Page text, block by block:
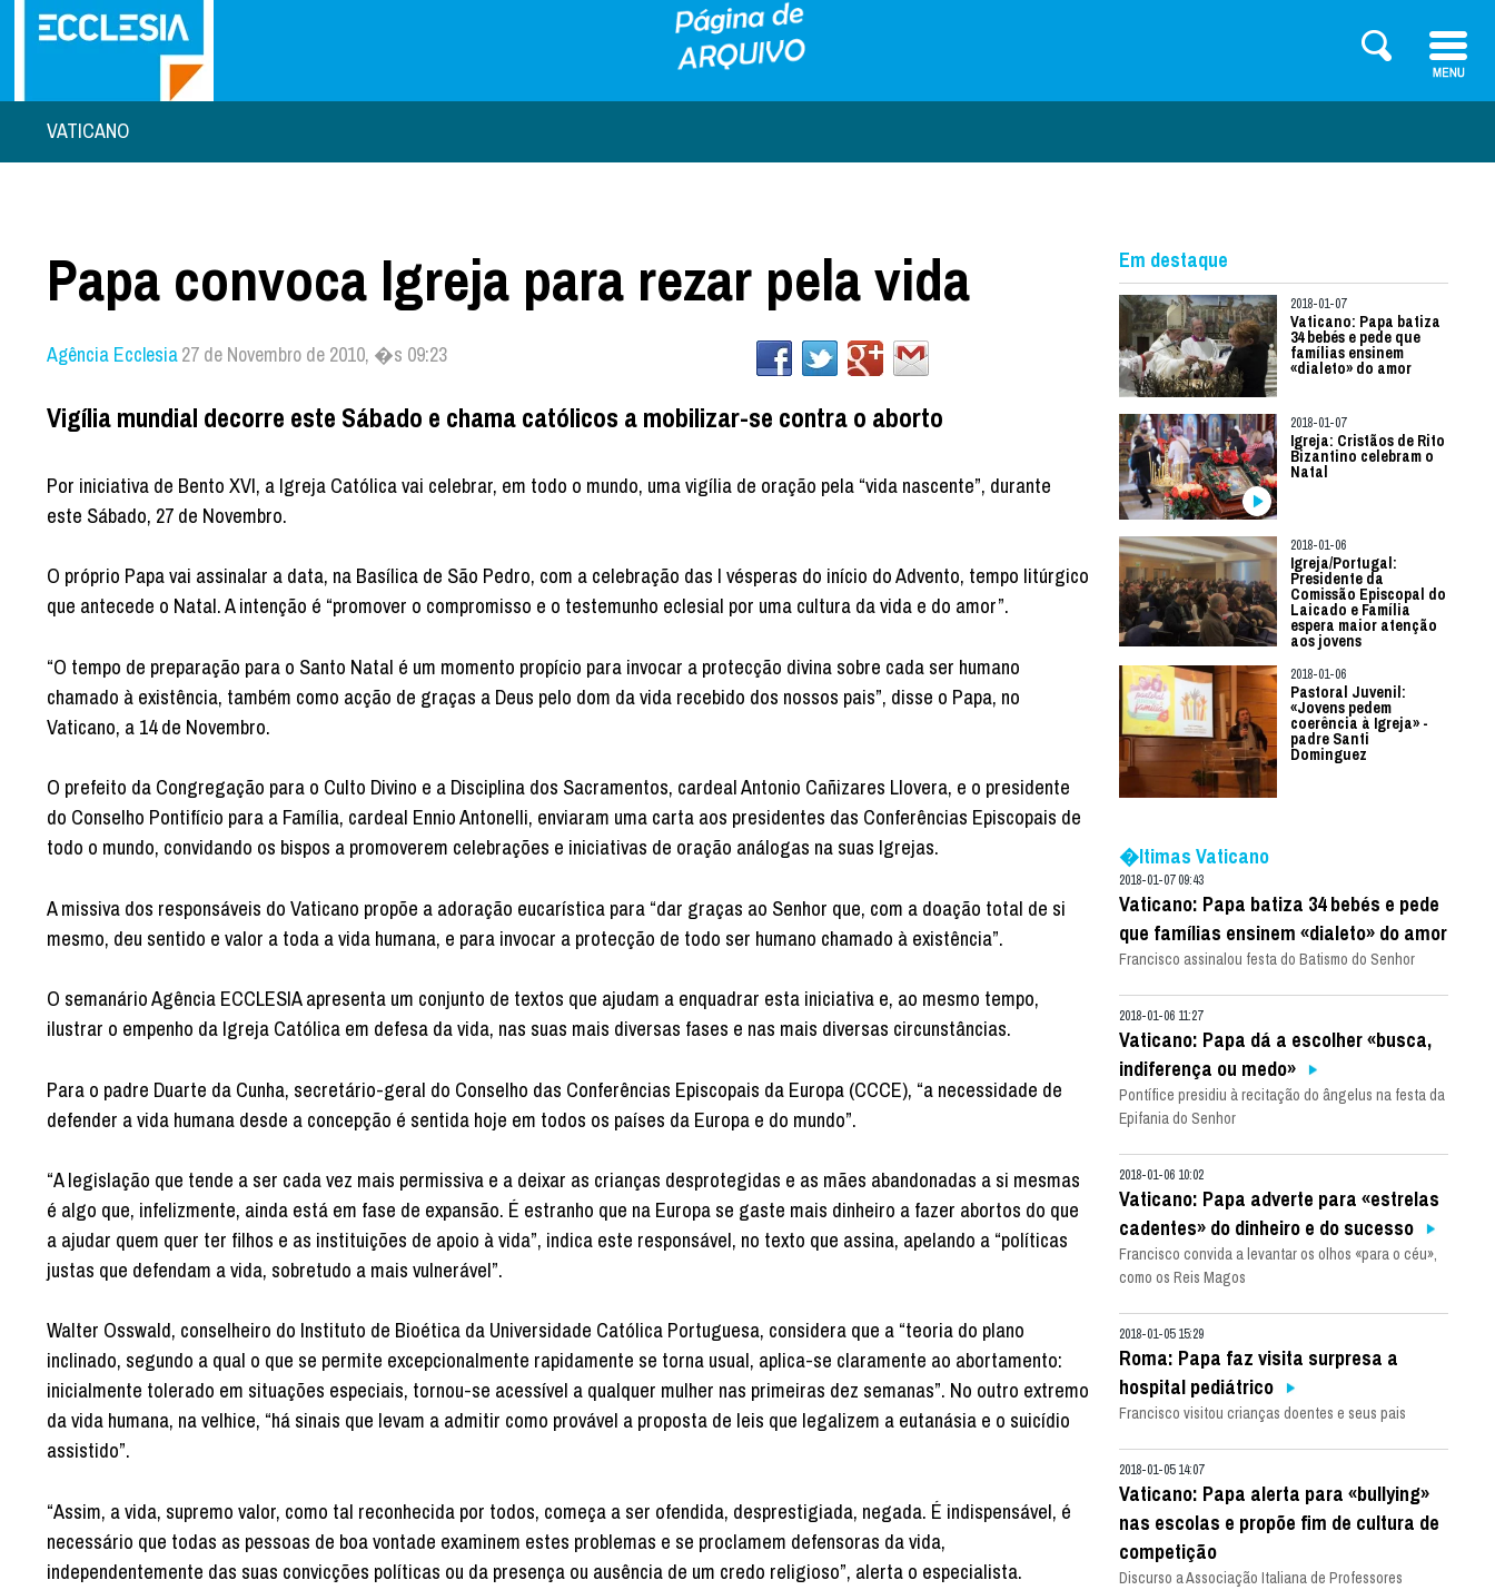
VATICANO
Papa convoca Igreja para rezar pela vida
Agência Ecclesia27 de Novembro de 2010, �s 09:23
Vigília mundial decorre este Sábado e chama católicos a mobilizar-se contra o aborto
Por iniciativa de Bento XVI, a Igreja Católica vai celebrar, em todo o mundo, uma vigília de oração pela “vida nascente”, durante
este Sábado, 27 de Novembro.
O próprio Papa vai assinalar a data, na Basílica de São Pedro, com a celebração das I vésperas do início do Advento, tempo litúrgico
que antecede o Natal. A intenção é “promover o compromisso e o testemunho eclesial por uma cultura da vida e do amor”.
“O tempo de preparação para o Santo Natal é um momento propício para invocar a protecção divina sobre cada ser humano
chamado à existência, também como acção de graças a Deus pelo dom da vida recebido dos nossos pais”, disse o Papa, no
Vaticano, a 14 de Novembro.
O prefeito da Congregação para o Culto Divino e a Disciplina dos Sacramentos, cardeal Antonio Cañizares Llovera, e o presidente
do Conselho Pontifício para a Família, cardeal Ennio Antonelli, enviaram uma carta aos presidentes das Conferências Episcopais de
todo o mundo, convidando os bispos a promoverem celebrações e iniciativas de oração análogas na suas Igrejas.
A missiva dos responsáveis do Vaticano propõe a adoração eucarística para “dar graças ao Senhor que, com a doação total de si
mesmo, deu sentido e valor a toda a vida humana, e para invocar a protecção de todo ser humano chamado à existência”.
O semanário Agência ECCLESIA apresenta um conjunto de textos que ajudam a enquadrar esta iniciativa e, ao mesmo tempo,
ilustrar o empenho da Igreja Católica em defesa da vida, nas suas mais diversas fases e nas mais diversas circunstâncias.
Para o padre Duarte da Cunha, secretário-geral do Conselho das Conferências Episcopais da Europa (CCCE), “a necessidade de
defender a vida humana desde a concepção é sentida hoje em todos os países da Europa e do mundo”.
“A legislação que tende a ser cada vez mais permissiva e a deixar as crianças desprotegidas e as mães abandonadas a si mesmas
é algo que, infelizmente, ainda está em fase de expansão. É estranho que na Europa se gaste mais dinheiro a fazer abortos do que
a ajudar quem quer ter filhos e as instituições de apoio à vida”, indica este responsável, no texto que assina, apelando a “políticas
justas que defendam a vida, sobretudo a mais vulnerável”.
Walter Osswald, conselheiro do Instituto de Bioética da Universidade Católica Portuguesa, considera que a “teoria do plano
inclinado, segundo a qual o que se permite excepcionalmente rapidamente se torna usual, aplica-se claramente ao abortamento:
inicialmente tolerado em situações especiais, tornou-se acessível a qualquer mulher nas primeiras dez semanas”. No outro extremo
da vida humana, na velhice, “há sinais que levam a admitir como provável a proposta de leis que legalizem a eutanásia e o suicídio
assistido”.
“Assim, a vida, supremo valor, como tal reconhecida por todos, começa a ser ofendida, desprestigiada, negada. É indispensável, é
necessário que todas as pessoas de boa vontade examinem estes problemas e se proclamem defensoras da vida,
independentemente das suas convicções políticas ou da presença ou ausência de um credo religioso”, alerta o especialista.
Em destaque
2018-01-07
Vaticano: Papa batiza
34 bebés e pede que
famílias ensinem
«dialeto» do amor
2018-01-07
Igreja: Cristãos de Rito
Bizantino celebram o
Natal
2018-01-06
Igreja/Portugal:
Presidente da
Comissão Episcopal do
Laicado e Família
espera maior atenção
aos jovens
2018-01-06
Pastoral Juvenil:
«Jovens pedem
coerência à Igreja» -
padre Santi
Dominguez
�ltimas Vaticano
2018-01-07 09:43
Vaticano: Papa batiza 34 bebés e pede
que famílias ensinem «dialeto» do amor
Francisco assinalou festa do Batismo do Senhor
2018-01-06 11:27
Vaticano: Papa dá a escolher «busca,
indiferença ou medo»
Pontífice presidiu à recitação do ângelus na festa da
Epifania do Senhor
2018-01-06 10:02
Vaticano: Papa adverte para «estrelas
cadentes» do dinheiro e do sucesso
Francisco convida a levantar os olhos «para o céu»,
como os Reis Magos
2018-01-05 15:29
Roma: Papa faz visita surpresa a
hospital pediátrico
Francisco visitou crianças doentes e seus pais
2018-01-05 14:07
Vaticano: Papa alerta para «bullying»
nas escolas e propõe fim de cultura de
competição
Discurso a Associação Italiana de Professores